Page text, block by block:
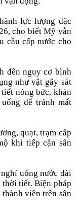
lực lượng đặc
cho biết Mỹ vẫn
cầu cấp nước cho
đến nguy cơ bình
như vật gây sát
nóng bức, khán
để tránh mất
quạt, trạm cấp
khi tiếp cận sân
uống nước dài
tiết. Biện pháp
viên trên sân